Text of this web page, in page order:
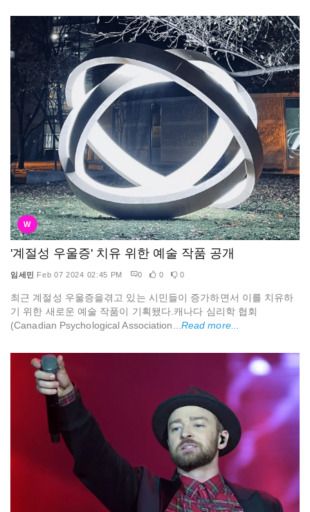
W
'계절성 우울증' 치유 위한 예술 작품 공개
임세민 Feb 07 2024 02:45 PM 0 0 0
최근 계절성 우울증을겪고 있는 시민들이 증가하면서 이를 치유하
기 위한 새로운 예술 작품이 기획됐다.캐나다 심리학 협회
(Canadian Psychological Association...Read more...